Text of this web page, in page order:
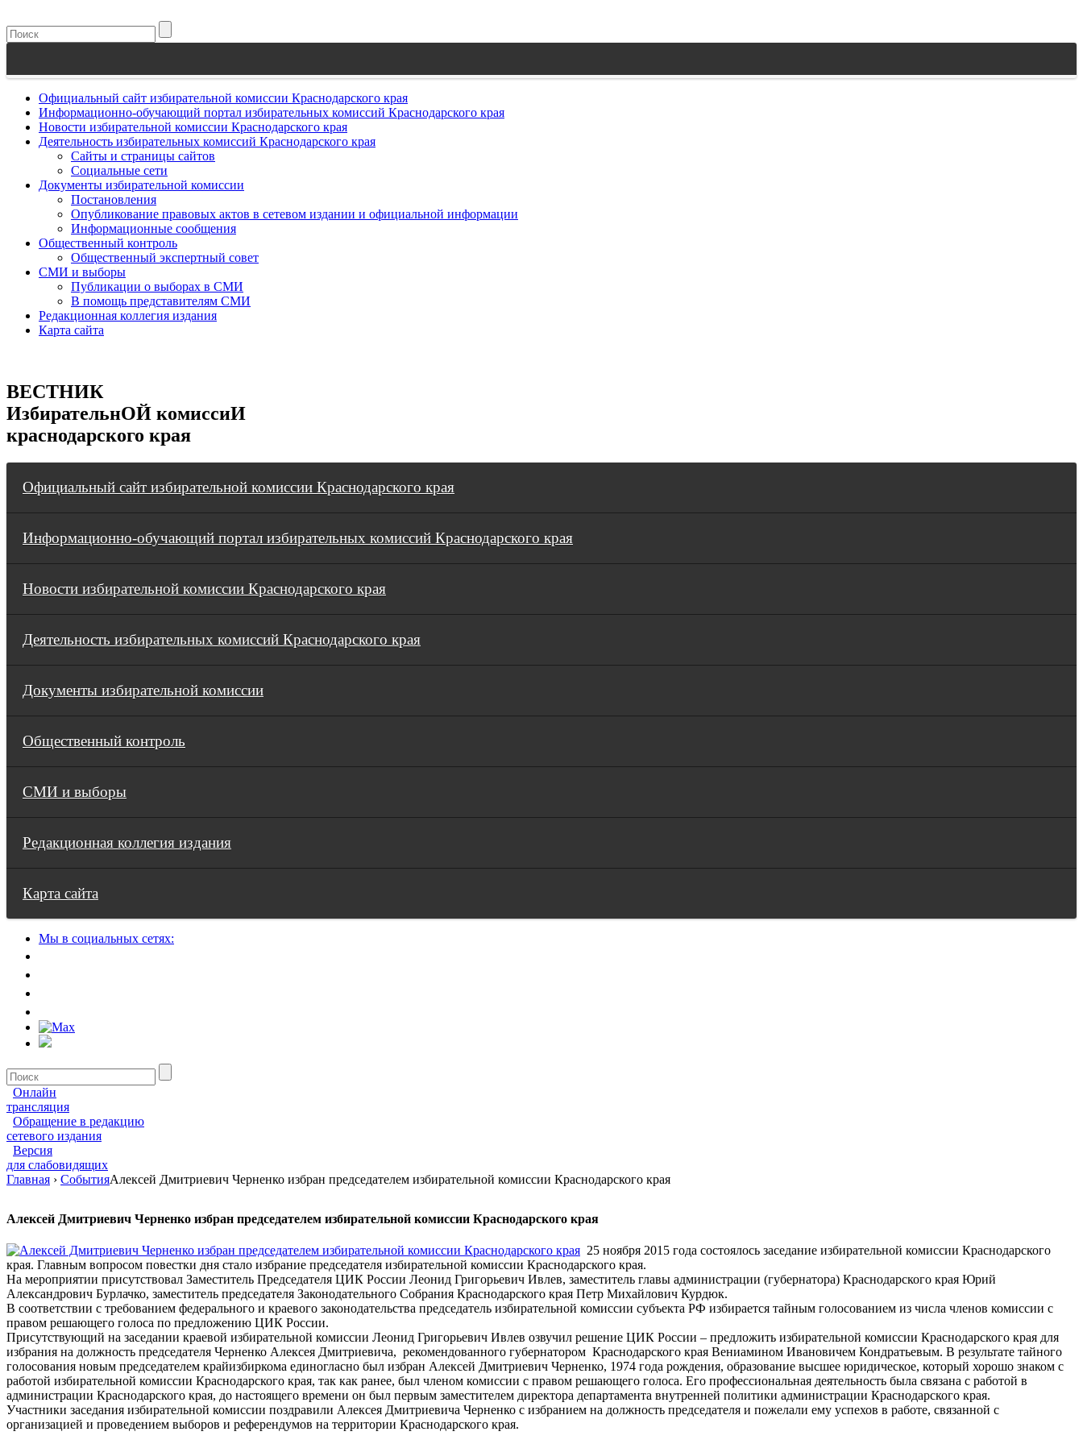
Официальный сайт избирательной комиссии Краснодарского края
Информационно-обучающий портал избирательных комиссий Краснодарского края
Новости избирательной комиссии Краснодарского края
Деятельность избирательных комиссий Краснодарского края
Сайты и страницы сайтов
Социальные сети
Документы избирательной комиссии
Постановления
Опубликование правовых актов в сетевом издании и официальной информации
Информационные сообщения
Общественный контроль
Общественный экспертный совет
СМИ и выборы
Публикации о выборах в СМИ
В помощь представителям СМИ
Редакционная коллегия издания
Карта сайта
ВЕСТНИК
ИзбирательнОЙ комиссиИ
краснодарского края
Официальный сайт избирательной комиссии Краснодарского края
Информационно-обучающий портал избирательных комиссий Краснодарского края
Новости избирательной комиссии Краснодарского края
Деятельность избирательных комиссий Краснодарского края
Документы избирательной комиссии
Общественный контроль
СМИ и выборы
Редакционная коллегия издания
Карта сайта
Мы в социальных сетях:
Онлайн
трансляция
Обращение в редакцию
сетевого издания
Версия
для слабовидящих
Главная › СобытияАлексей Дмитриевич Черненко избран председателем избирательной комиссии Краснодарского края
Алексей Дмитриевич Черненко избран председателем избирательной комиссии Краснодарского края
25 ноября 2015 года состоялось заседание избирательной комиссии Краснодарского
края. Главным вопросом повестки дня стало избрание председателя избирательной комиссии Краснодарского края.
На мероприятии присутствовал Заместитель Председателя ЦИК России Леонид Григорьевич Ивлев, заместитель главы администрации (губернатора) Краснодарского края Юрий
Александрович Бурлачко, заместитель председателя Законодательного Собрания Краснодарского края Петр Михайлович Курдюк.
В соответствии с требованием федерального и краевого законодательства председатель избирательной комиссии субъекта РФ избирается тайным голосованием из числа членов комиссии с
правом решающего голоса по предложению ЦИК России.
Присутствующий на заседании краевой избирательной комиссии Леонид Григорьевич Ивлев озвучил решение ЦИК России – предложить избирательной комиссии Краснодарского края для
избрания на должность председателя Черненко Алексея Дмитриевича, рекомендованного губернатором Краснодарского края Вениамином Ивановичем Кондратьевым. В результате тайного
голосования новым председателем крайизбиркома единогласно был избран Алексей Дмитриевич Черненко, 1974 года рождения, образование высшее юридическое, который хорошо знаком с
работой избирательной комиссии Краснодарского края, так как ранее, был членом комиссии с правом решающего голоса. Его профессиональная деятельность была связана с работой в
администрации Краснодарского края, до настоящего времени он был первым заместителем директора департамента внутренней политики администрации Краснодарского края.
Участники заседания избирательной комиссии поздравили Алексея Дмитриевича Черненко с избранием на должность председателя и пожелали ему успехов в работе, связанной с
организацией и проведением выборов и референдумов на территории Краснодарского края.